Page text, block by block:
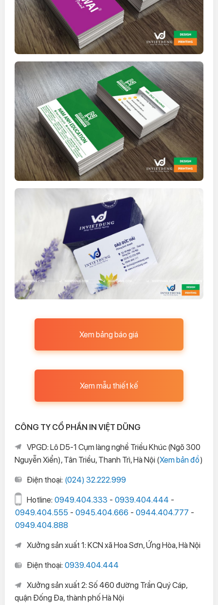
Xem bảng báo giá
Xem mẫu thiết kế
CÔNG TY CỔ PHẦN IN VIỆT DŨNG
VPGD: Lô D5-1 Cụm làng nghề Triều Khúc (Ngõ 300
Nguyễn Xiển), Tân Triều, Thanh Trì, Hà Nội (Xem bản đồ)
Điện thoại: (024) 32.222.999
Hotline: 0949.404.333 - 0939.404.444 -
0949.404.555 - 0945.404.666 - 0944.404.777 -
0949.404.888
Xưởng sản xuất 1: KCN xã Hoa Sơn, Ứng Hòa, Hà Nội
Điện thoại: 0939.404.444
Xưởng sản xuất 2: Số 460 đường Trần Quý Cáp,
quận Đống Đa, thành phố Hà Nội